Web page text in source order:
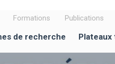
Formations Publications
de recherche